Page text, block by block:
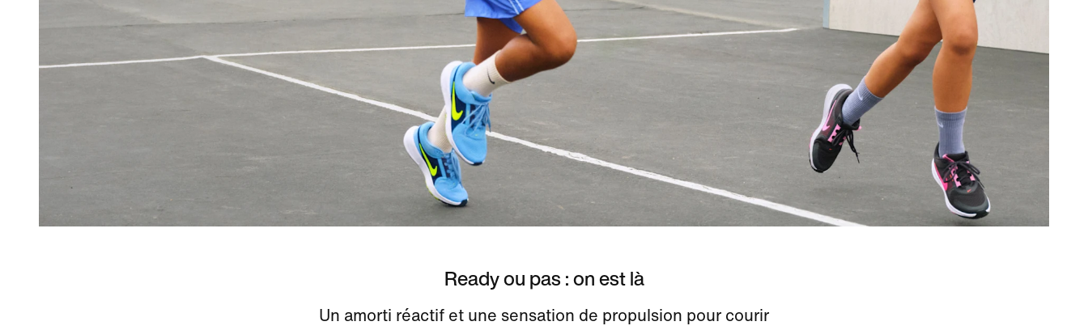
Ready ou pas : on est là
Un amorti réactif et une sensation de propulsion pour courir